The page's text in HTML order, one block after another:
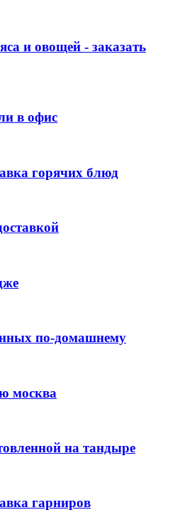
и овощей - заказать
в офис
горячих блюд
по-домашнему
москва
на тандыре
гарниров